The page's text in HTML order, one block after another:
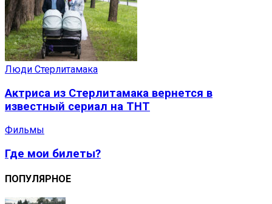
Люди Стерлитамака
Актриса из Стерлитамака вернется в
известный сериал на ТНТ
Фильмы
Где мои билеты?
ПОПУЛЯРНОЕ